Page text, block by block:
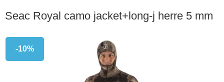
Seac Royal camo jacket+long-j herre 5 mm
-10%